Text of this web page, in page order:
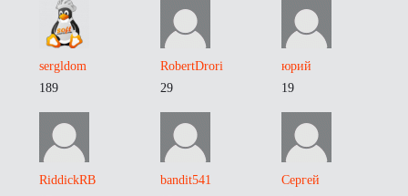
sergldom
189
RobertDrori
29
юрий
19
RiddickRB
bandit541
Сергей